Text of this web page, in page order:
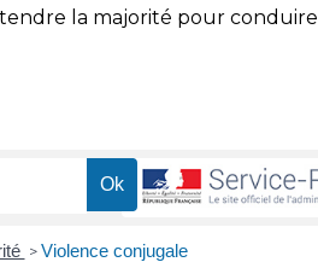
la majorité pour conduire
> Violence conjugale